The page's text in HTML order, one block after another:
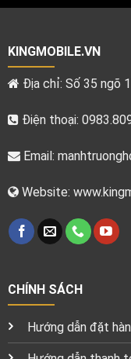
KINGMOBILE.VN
Địa chỉ: Số 35 ngõ
Điện thoại:
Email:
Website:
CHÍNH SÁCH
Hướng dẫn đặt